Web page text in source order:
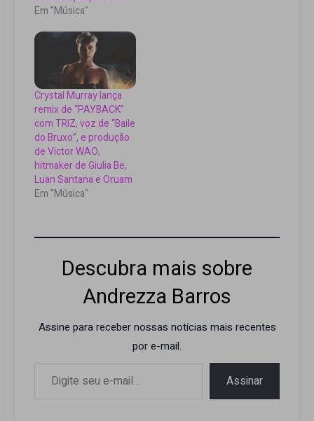
Em "Música"
Crystal Murray lança
remix de “PAYBACK”
com TRIZ, voz de “Baile
do Bruxo”, e produção
de Victor WAO,
hitmaker de Giulia Be,
Luan Santana e Oruam
Em "Música"
Descubra mais sobre
Andrezza Barros
Assine para receber nossas notícias mais recentes
por e-mail.
Assinar